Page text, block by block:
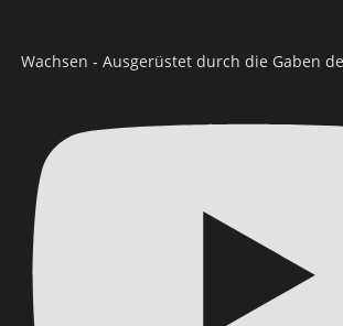
Wachsen - Ausgerüstet durch die Gaben